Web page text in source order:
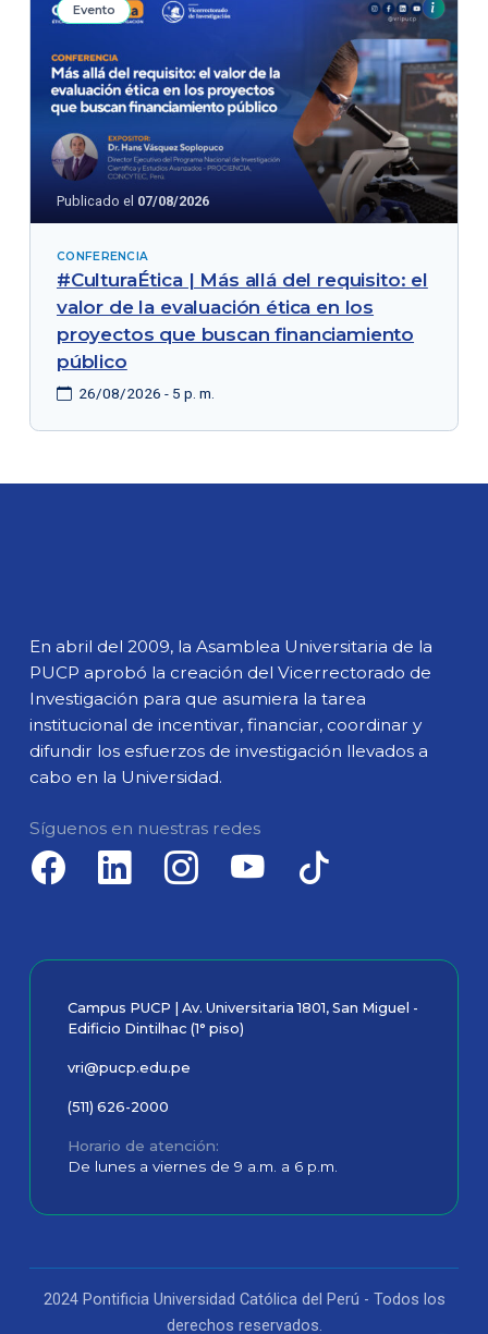
Evento
Publicado el 07/08/2026
CONFERENCIA
#CulturaÉtica | Más allá del requisito: el
valor de la evaluación ética en los
proyectos que buscan financiamiento
público
26/08/2026 - 5 p. m.
En abril del 2009, la Asamblea Universitaria de la
PUCP aprobó la creación del Vicerrectorado de
Investigación para que asumiera la tarea
institucional de incentivar, financiar, coordinar y
difundir los esfuerzos de investigación llevados a
cabo en la Universidad.
Síguenos en nuestras redes
Campus PUCP | Av. Universitaria 1801, San Miguel -
Edificio Dintilhac (1° piso)
vri@pucp.edu.pe
(511) 626-2000
Horario de atención
De lunes a viernes de 9 a.m. a 6 p.m.
2024 Pontificia Universidad Católica del Perú - Todos los
derechos reservados.